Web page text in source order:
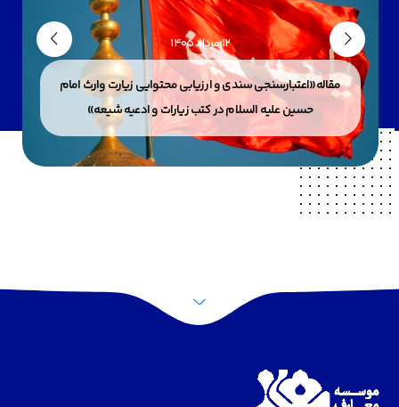
12 مرداد 1405
مقاله«اعتبارسنجی سندی و ارزیابی محتوایی زیارت وارث امام
حسین علیه السلام در کتب زیارات و ادعیه شیعه»